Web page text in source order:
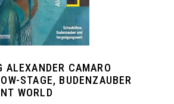
ALEXANDER CAMARO
STAGE, BUDENZAUBER
WORLD